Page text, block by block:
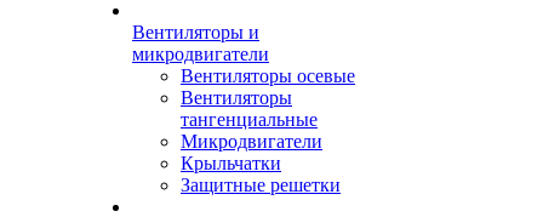
Вентиляторы и
микродвигатели
Вентиляторы осевые
Вентиляторы
тангенциальные
Микродвигатели
Крыльчатки
Защитные решетки